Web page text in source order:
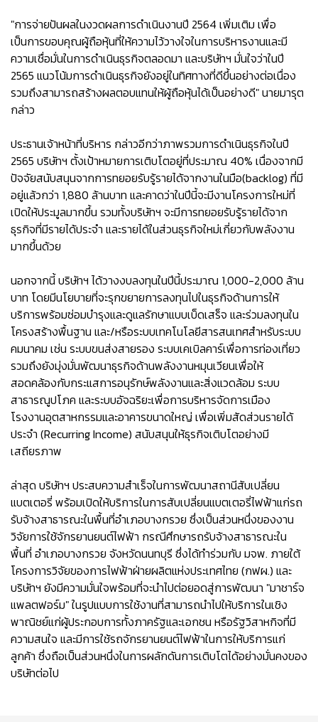
"การจ่ายปันผลในงวดผลการดำเนินงานปี 2564 เพิ่มเติม เพื่อ
เป็นการขอบคุณผู้ถือหุ้นที่ให้ความไว้วางใจในการบริหารงานและมี
ความเชื่อมั่นในการดำเนินธุรกิจตลอดมา และบริษัทฯ มั่นใจว่าในปี
2565 แนวโน้มการดำเนินธุรกิจยังอยู่ในทิศทางที่ดีขึ้นอย่างต่อเนื่อง
รวมถึงสามารถสร้างผลตอบแทนให้ผู้ถือหุ้นได้เป็นอย่างดี" นายมารุต
กล่าว
ประธานเจ้าหน้าที่บริหาร กล่าวอีกว่าภาพรวมการดำเนินธุรกิจในปี
2565 บริษัทฯ ตั้งเป้าหมายการเติบโตอยู่ที่ประมาณ 40% เนื่องจากมี
ปัจจัยสนับสนุนจากการทยอยรับรู้รายได้จากงานในมือ(backlog) ที่มี
อยู่แล้วกว่า 1,880 ล้านบาท และคาดว่าในปีนี้จะมีงานโครงการใหม่ที่
เปิดให้ประมูลมากขึ้น รวมทั้งบริษัทฯ จะมีการทยอยรับรู้รายได้จาก
ธุรกิจที่มีรายได้ประจำ และรายได้ในส่วนธุรกิจใหม่เกี่ยวกับพลังงาน
มากขึ้นด้วย
นอกจากนี้ บริษัทฯ ได้วางงบลงทุนในปีนี้ประมาณ 1,000-2,000 ล้าน
บาท โดยมีนโยบายที่จะรุกขยายการลงทุนไปในธุรกิจด้านการให้
บริการพร้อมซ่อมบำรุงและดูแลรักษาแบบเบ็ดเสร็จ และร่วมลงทุนใน
โครงสร้างพื้นฐาน และ/หรือระบบเทคโนโลยีสารสนเทศสำหรับระบบ
คมนาคม เช่น ระบบขนส่งสายรอง ระบบเคเบิลคาร์เพื่อการท่องเที่ยว
รวมถึงยังมุ่งมั่นพัฒนาธุรกิจด้านพลังงานหมุนเวียนเพื่อให้
สอดคล้องกับกระแสการอนุรักษ์พลังงานและสิ่งแวดล้อม ระบบ
สาธารณูปโภค และระบบอัจฉริยะเพื่อการบริหารจัดการเมือง
โรงงานอุตสาหกรรมและอาคารขนาดใหญ่ เพื่อเพิ่มสัดส่วนรายได้
ประจำ (Recurring Income) สนับสนุนให้ธุรกิจเติบโตอย่างมี
เสถียรภาพ
ล่าสุด บริษัทฯ ประสบความสำเร็จในการพัฒนาสถานีสับเปลี่ยน
แบตเตอรี่ พร้อมเปิดให้บริการในการสับเปลี่ยนแบตเตอรี่ไฟฟ้าแก่รถ
รับจ้างสาธารณะในพื้นที่อำเภอบางกรวย ซึ่งเป็นส่วนหนึ่งของงาน
วิจัยการใช้จักรยานยนต์ไฟฟ้า กรณีศึกษารถรับจ้างสาธารณะใน
พื้นที่ อำเภอบางกรวย จังหวัดนนทบุรี ซึ่งได้ทำร่วมกับ มจพ. ภายใต้
โครงการวิจัยของการไฟฟ้าฝ่ายผลิตแห่งประเทศไทย (กฟผ.) และ
บริษัทฯ ยังมีความมั่นใจพร้อมที่จะนำไปต่อยอดสู่การพัฒนา "มาชาร์จ
แพลตฟอร์ม" ในรูปแบบการใช้งานที่สามารถนำไปให้บริการในเชิง
พาณิชย์แก่ผู้ประกอบการทั้งภาครัฐและเอกชน หรือรัฐวิสาหกิจที่มี
ความสนใจ และมีการใช้รถจักรยานยนต์ไฟฟ้าในการให้บริการแก่
ลูกค้า ซึ่งถือเป็นส่วนหนึ่งในการผลักดันการเติบโตได้อย่างมั่นคงของ
บริษัทต่อไป